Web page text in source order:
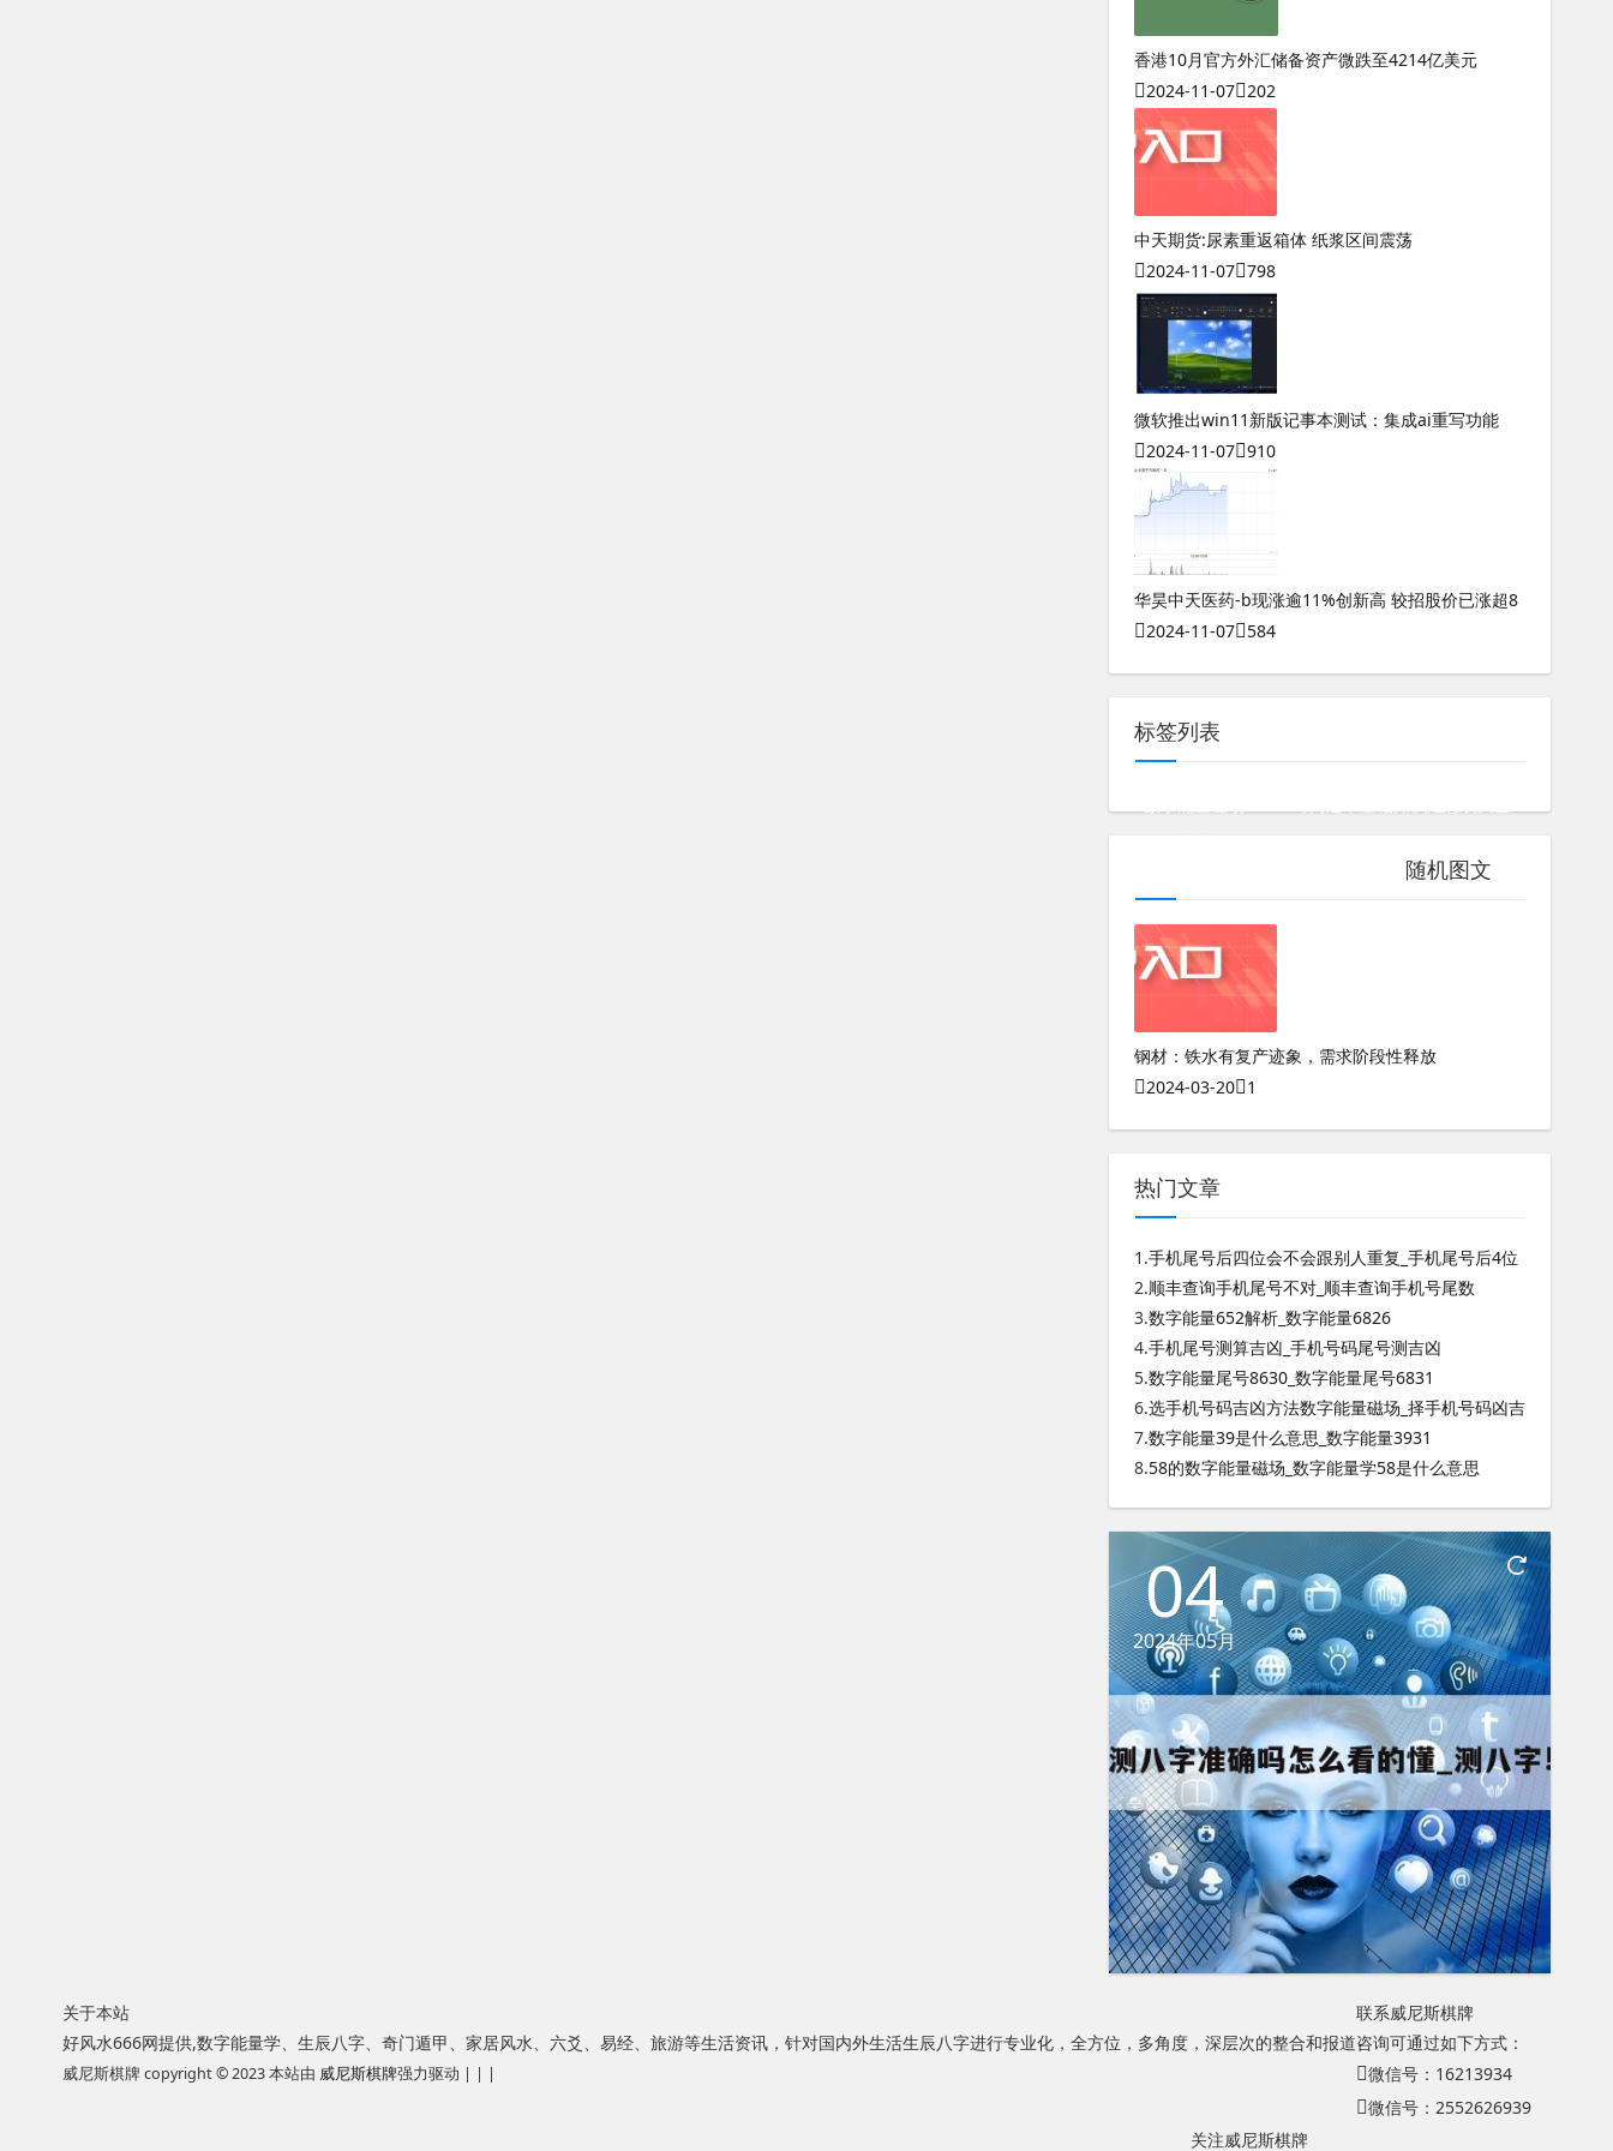
香港10月官方外汇储备资产微跌至4214亿美元
2024-11-07 202
中天期货:尿素重返箱体 纸浆区间震荡
2024-11-07 798
微软推出win11新版记事本测试：集成ai重写功能
2024-11-07 910
华昊中天医药-b现涨逾11%创新高 较招股价已涨超8
2024-11-07 584
标签列表
随机图文
钢材：铁水有复产迹象，需求阶段性释放
2024-03-20 1
热门文章
1.手机尾号后四位会不会跟别人重复_手机尾号后4位
2.顺丰查询手机尾号不对_顺丰查询手机号尾数
3.数字能量652解析_数字能量6826
4.手机尾号测算吉凶_手机号码尾号测吉凶
5.数字能量尾号8630_数字能量尾号6831
6.选手机号码吉凶方法数字能量磁场_择手机号码凶吉
7.数字能量39是什么意思_数字能量3931
8.58的数字能量磁场_数字能量学58是什么意思
04
2024年05月
关于本站
好风水666网提供,数字能量学、生辰八字、奇门遁甲、家居风水、六爻、易经、旅游等生活资讯，针对国内外生活生辰八字进行专业化，全方位，多角度，深层次的整合和报道
威尼斯棋牌 copyright © 2023 本站由 威尼斯棋牌强力驱动 | | |
联系威尼斯棋牌
咨询可通过如下方式：
微信号：16213934
微信号：2552626939
关注威尼斯棋牌